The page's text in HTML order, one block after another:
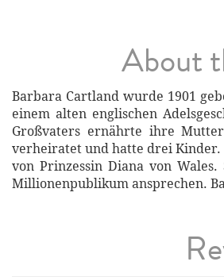
About
Barbara Cartland wurde 1901
einem alten englischen
Großvaters ernährte ihre
verheiratet und hatte drei
von Prinzessin Diana von
Millionenpublikum ansprechen.